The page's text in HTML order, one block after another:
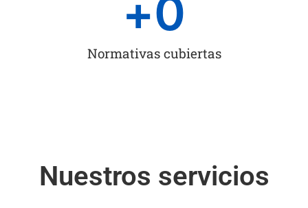
Normativas cubiertas
+0
Nuestros servicios